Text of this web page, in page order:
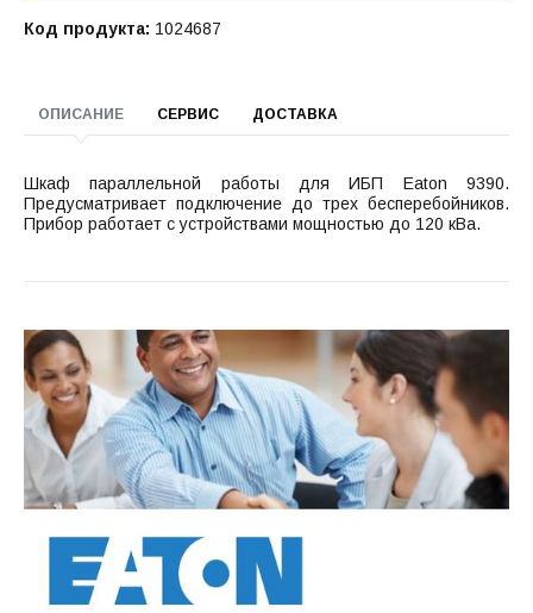
Код продукта: 1024687
ОПИСАНИЕ СЕРВИС ДОСТАВКА
Шкаф параллельной работы для ИБП Eaton 9390.
Предусматривает подключение до трех бесперебойников.
Прибор работает с устройствами мощностью до 120 кВа.